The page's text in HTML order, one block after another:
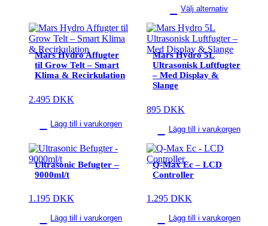
Välj alternativ
Mars Hydro Affugter
til Grow Telt – Smart
Klima & Recirkulation
2.495 DKK
Lägg till i varukorgen
Mars Hydro 5L
Ultrasonisk Luftfugter
– Med Display &
Slange
895DKK
Lägg till i varukorgen
Ultrasonic Befugter –
9000ml/t
1.195 DKK
Lägg till i varukorgen
Q-Max Ec – LCD
Controller
1.295DKK
Lägg till i varukorgen